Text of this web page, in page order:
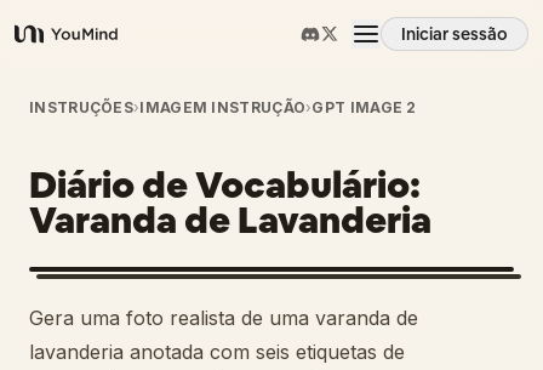
YouMind
Iniciar sessão
Visão geral
Casos de uso
Habilidades
Prompts
INSTRUÇÕES›IMAGEM INSTRUÇÃO›GPT IMAGE 2
Diário de Vocabulário:
Varanda de Lavanderia
Gera uma foto realista de uma varanda de
lavanderia anotada com seis etiquetas de